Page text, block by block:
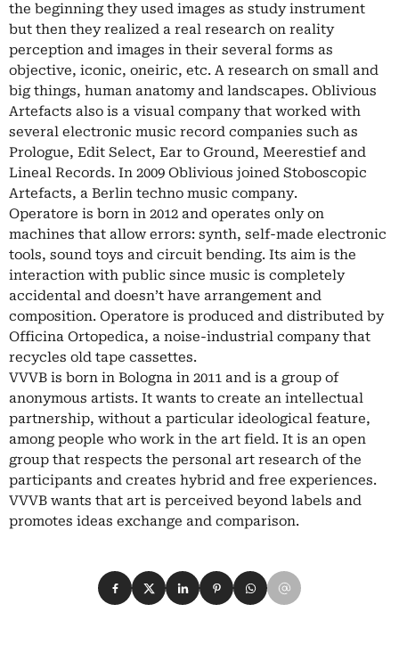
the beginning they used images as study instrument
but then they realized a real research on reality
perception and images in their several forms as
objective, iconic, oneiric, etc. A research on small and
big things, human anatomy and landscapes. Oblivious
Artefacts also is a visual company that worked with
several electronic music record companies such as
Prologue, Edit Select, Ear to Ground, Meerestief and
Lineal Records. In 2009 Oblivious joined Stoboscopic
Artefacts, a Berlin techno music company.
Operatore is born in 2012 and operates only on
machines that allow errors: synth, self-made electronic
tools, sound toys and circuit bending. Its aim is the
interaction with public since music is completely
accidental and doesn’t have arrangement and
composition. Operatore is produced and distributed by
Officina Ortopedica, a noise-industrial company that
recycles old tape cassettes.
VVVB is born in Bologna in 2011 and is a group of
anonymous artists. It wants to create an intellectual
partnership, without a particular ideological feature,
among people who work in the art field. It is an open
group that respects the personal art research of the
participants and creates hybrid and free experiences.
VVVB wants that art is perceived beyond labels and
promotes ideas exchange and comparison.
Condividi su Facebook
Condividi su X
Condividi su LinkedIn
Condividi su Pinterest
Condividi su WhatsApp
Condividi su Email